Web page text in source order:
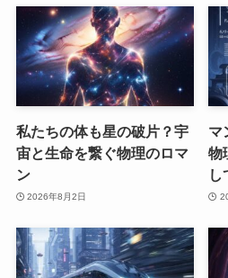
私たちの体も星の破片？宇
宙と生命を繋ぐ物理のロマ
ン
2026年8月2日
マ
物
し